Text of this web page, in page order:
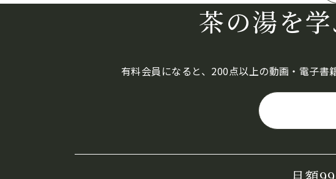
茶の湯を
有料会員になると、200点以上の動画・電子